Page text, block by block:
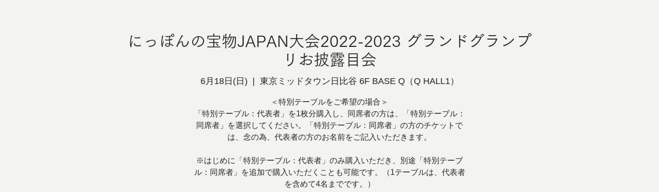
にっぽんの宝物JAPAN大会2022-2023 グランドグランプ
リお披露目会
6月18日(日)
  |
東京ミッドタウン日比谷 6F BASE Q（Q HALL1）
＜特別テーブルをご希望の場合＞
「特別テーブル：代表者」を1枚分購入し、同席者の方は、「特別テーブル：
同席者」を選択してください。「特別テーブル：同席者」の方のチケットで
は、念の為、代表者の方のお名前をご記入いただきます。
※はじめに「特別テーブル：代表者」のみ購入いただき、別途「特別テーブ
ル：同席者」を追加で購入いただくことも可能です。（1テーブルは、代表者
を含めて4名までです。）